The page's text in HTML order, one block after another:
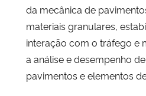
da mecânica de
materiais granulares,
interação com o tráfego e
a análise e desempenho
pavimentos e elementos